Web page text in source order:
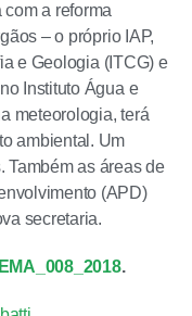
a reforma
– o próprio IAP,
e Geologia (ITCG) e
Instituto Água e
meteorologia, terá
ambiental. Um
Também as áreas de
(APD)
secretaria.
.